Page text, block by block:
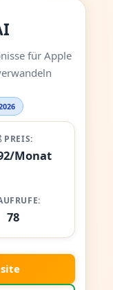
für Apple
PREIS:
Monat
78